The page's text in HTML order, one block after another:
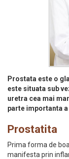
Prostata este o
este situata sub
uretra cea mai
parte importanta
Prostatita
Prima forma de
manifesta prin